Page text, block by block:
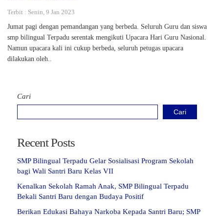
Terbit : Senin, 9 Jan 2023
Jumat pagi dengan pemandangan yang berbeda. Seluruh Guru dan siswa
smp bilingual Terpadu serentak mengikuti Upacara Hari Guru Nasional.
Namun upacara kali ini cukup berbeda, seluruh petugas upacara
dilakukan oleh..
Cari
Cari
Recent Posts
SMP Bilingual Terpadu Gelar Sosialisasi Program Sekolah
bagi Wali Santri Baru Kelas VII
Kenalkan Sekolah Ramah Anak, SMP Bilingual Terpadu
Bekali Santri Baru dengan Budaya Positif
Berikan Edukasi Bahaya Narkoba Kepada Santri Baru; SMP